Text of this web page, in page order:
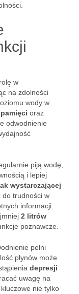
w
na zdolności
wody w
pamięci oraz
odwodnienie
piją wodę,
i lepiej
wystarczającej
do trudności w
informacji.
2 litrów
poznawcze.
pełni
płynów może
depresji
uwagę na
nie tylko